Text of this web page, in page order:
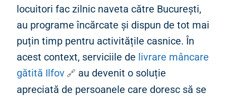
locuitori fac zilnic naveta către București,
au programe încărcate și dispun de tot mai
puțin timp pentru activitățile casnice. În
acest context, serviciile de livrare mâncare
gătită Ilfov
au devenit o soluție
apreciată de persoanele care doresc să se